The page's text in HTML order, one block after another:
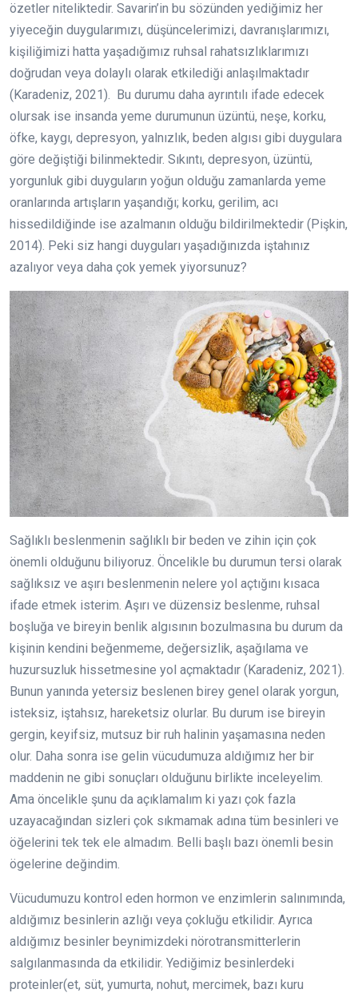
özetler niteliktedir. Savarin’in bu sözünden yediğimiz her
yiyeceğin duygularımızı, düşüncelerimizi, davranışlarımızı,
kişiliğimizi hatta yaşadığımız ruhsal rahatsızlıklarımızı
doğrudan veya dolaylı olarak etkilediği anlaşılmaktadır
(Karadeniz, 2021). Bu durumu daha ayrıntılı ifade edecek
olursak ise insanda yeme durumunun üzüntü, neşe, korku,
öfke, kaygı, depresyon, yalnızlık, beden algısı gibi duygulara
göre değiştiği bilinmektedir. Sıkıntı, depresyon, üzüntü,
yorgunluk gibi duyguların yoğun olduğu zamanlarda yeme
oranlarında artışların yaşandığı; korku, gerilim, acı
hissedildiğinde ise azalmanın olduğu bildirilmektedir (Pişkin,
2014). Peki siz hangi duyguları yaşadığınızda iştahınız
azalıyor veya daha çok yemek yiyorsunuz?
Sağlıklı beslenmenin sağlıklı bir beden ve zihin için çok
önemli olduğunu biliyoruz. Öncelikle bu durumun tersi olarak
sağlıksız ve aşırı beslenmenin nelere yol açtığını kısaca
ifade etmek isterim. Aşırı ve düzensiz beslenme, ruhsal
boşluğa ve bireyin benlik algısının bozulmasına bu durum da
kişinin kendini beğenmeme, değersizlik, aşağılama ve
huzursuzluk hissetmesine yol açmaktadır (Karadeniz, 2021).
Bunun yanında yetersiz beslenen birey genel olarak yorgun,
isteksiz, iştahsız, hareketsiz olurlar. Bu durum ise bireyin
gergin, keyifsiz, mutsuz bir ruh halinin yaşamasına neden
olur. Daha sonra ise gelin vücudumuza aldığımız her bir
maddenin ne gibi sonuçları olduğunu birlikte inceleyelim.
Ama öncelikle şunu da açıklamalım ki yazı çok fazla
uzayacağından sizleri çok sıkmamak adına tüm besinleri ve
öğelerini tek tek ele almadım. Belli başlı bazı önemli besin
ögelerine değindim.
Vücudumuzu kontrol eden hormon ve enzimlerin salınımında,
aldığımız besinlerin azlığı veya çokluğu etkilidir. Ayrıca
aldığımız besinler beynimizdeki nörotransmitterlerin
salgılanmasında da etkilidir. Yediğimiz besinlerdeki
proteinler(et, süt, yumurta, nohut, mercimek, bazı kuru